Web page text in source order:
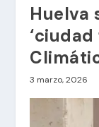
Huelva
3 marzo, 2026